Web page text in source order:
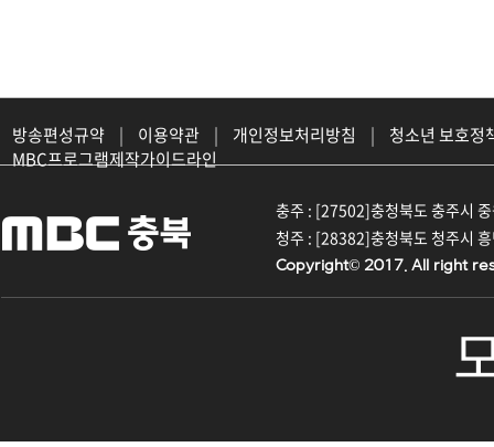
방송편성규약 | 이용약관 | 개인정보처리방침 |
청소년 보호정
MBC프로그램제작가이드라인
충주 : [27502]충청북도 충주시
청주 : [28382]충청북도 청주시
Copyright© 2017. All right